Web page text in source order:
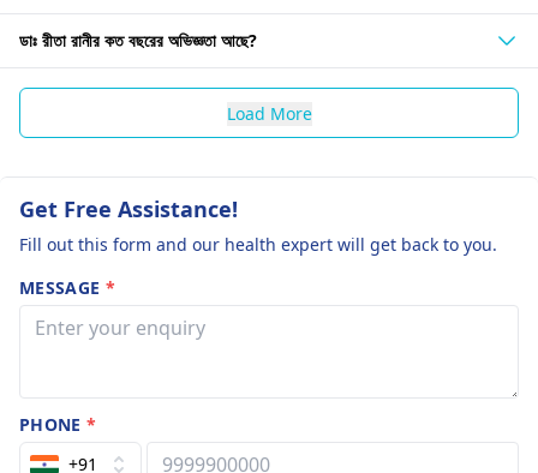
ডাঃ রীতা রানীর কত বছরের অভিজ্ঞতা আছে?
Load More
Get Free Assistance!
Fill out this form and our health expert will get back to you.
MESSAGE *
PHONE*
+91